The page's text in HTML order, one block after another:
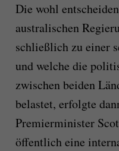
Die wohl
australischen
schließlich zu einer
und welche die
zwischen beiden
belastet, erfolgte
Premierminister
öffentlich eine